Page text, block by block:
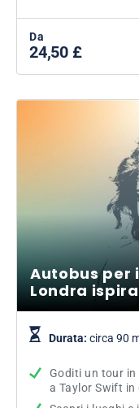
Da
24,50 £
Autobus per
Londra
Durata: circa 90
Goditi un tour
a Taylor Swift in